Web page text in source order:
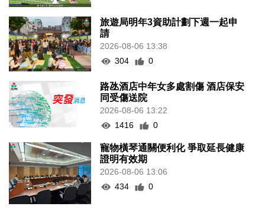
旅遊局明年3資助計劃下週一起申
請
2026-08-06 13:38
304
0
路氹酒店中年女多處割傷 酒店保安
同受傷送院
2026-08-06 13:22
1416
0
寵物橫琴通關便利化 爭取延長健康
證明有效期
2026-08-06 13:06
434
0